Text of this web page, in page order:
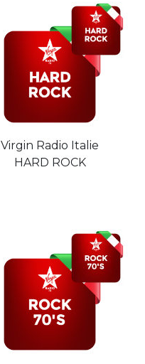
Virgin Radio Italie
HARD ROCK